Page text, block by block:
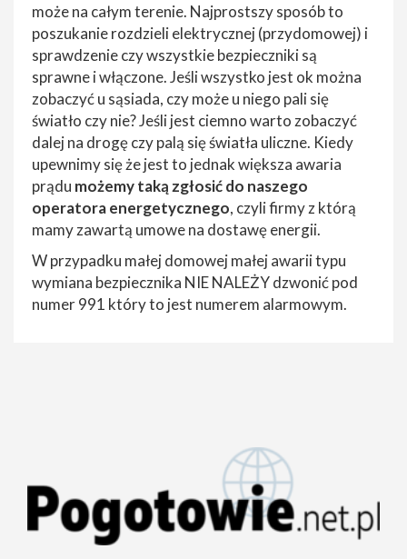
może na całym terenie. Najprostszy sposób to
poszukanie rozdzieli elektrycznej (przydomowej) i
sprawdzenie czy wszystkie bezpieczniki są
sprawne i włączone. Jeśli wszystko jest ok można
zobaczyć u sąsiada, czy może u niego pali się
światło czy nie? Jeśli jest ciemno warto zobaczyć
dalej na drogę czy palą się światła uliczne. Kiedy
upewnimy się że jest to jednak większa awaria
prądu możemy taką zgłosić do naszego
operatora energetycznego, czyli firmy z którą
mamy zawartą umowe na dostawę energii.
W przypadku małej domowej małej awarii typu
wymiana bezpiecznika NIE NALEŻY dzwonić pod
numer 991 który to jest numerem alarmowym.